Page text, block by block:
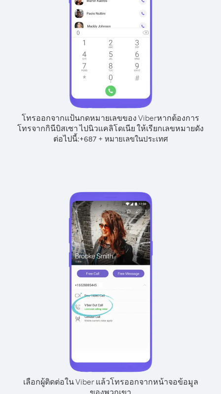
โทรออกจากแป้นกดหมายเลขของ Viberหากต้องการ
โทรจากกินีบิสเซา ไปนิวแคลิโดเนีย ให้เรียกเลขหมายดัง
ต่อไปนี้:+687+ หมายเลขในประเทศ
เลือกผู้ติดต่อใน Viber แล้วโทรออกจากหน้าจอข้อมูล
ของพวกเขา